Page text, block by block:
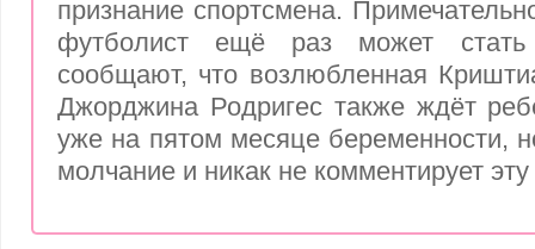
признание спортсмена.
футболист ещё раз может
сообщают, что возлюбленная
Джорджина Родригес также ждёт
уже на пятом месяце беременности,
молчание и никак не комментирует